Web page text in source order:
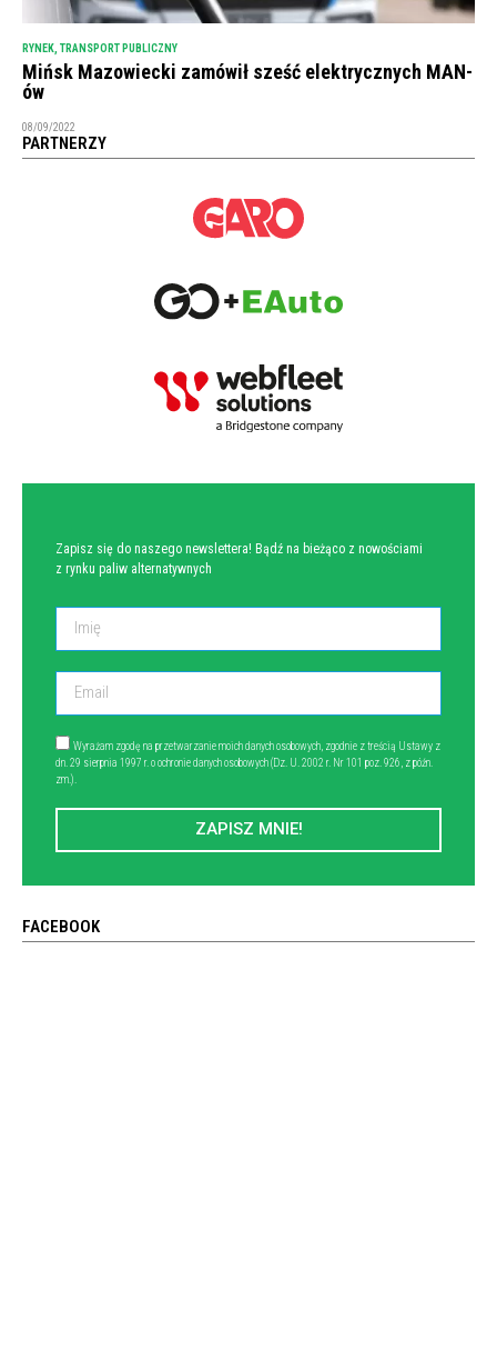
RYNEK, TRANSPORT PUBLICZNY
Mińsk Mazowiecki zamówił sześć elektrycznych MAN-
ów
08/09/2022
PARTNERZY
Zapisz się do naszego newslettera! Bądź na bieżąco z nowościami
z rynku paliw alternatywnych
Wyrażam zgodę na przetwarzanie moich danych osobowych, zgodnie z treścią Ustawy z
dn. 29 sierpnia 1997 r. o ochronie danych osobowych (Dz. U. 2002 r. Nr 101 poz. 926, z późn.
zm.).
ZAPISZ MNIE!
FACEBOOK